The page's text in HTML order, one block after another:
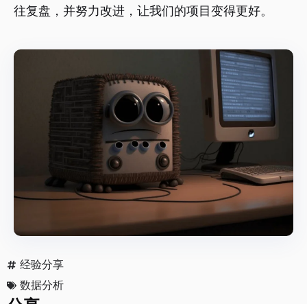
往复盘，并努力改进，让我们的项目变得更好。
经验分享
数据分析